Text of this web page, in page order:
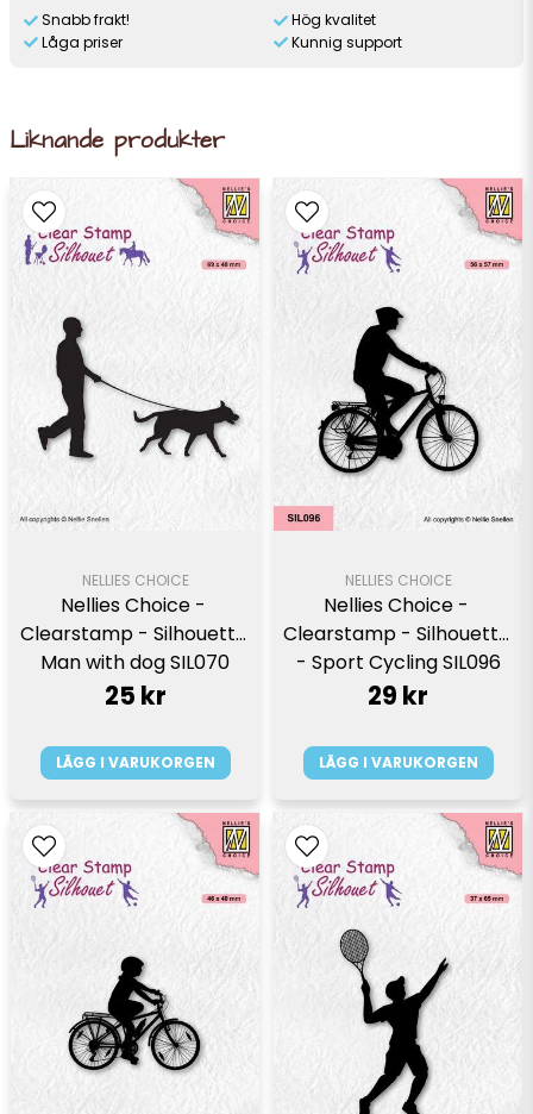
Snabb frakt!
Låga priser
Hög kvalitet
Kunnig support
Liknande produkter
NELLIES CHOICE
Nellies Choice -
Clearstamp - Silhouette
Man with dog SIL070
25 kr
LÄGG I VARUKORGEN
NELLIES CHOICE
Nellies Choice -
Clearstamp - Silhouette
- Sport Cycling SIL096
29 kr
LÄGG I VARUKORGEN